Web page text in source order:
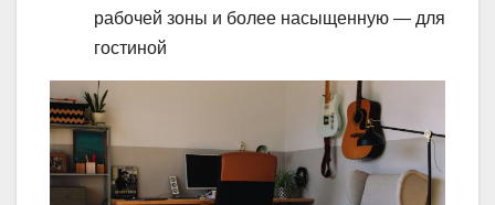
рабочей зоны и более насыщенную — для
гостиной